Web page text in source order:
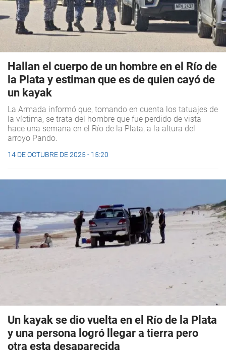
Hallan el cuerpo de un hombre en el Río de
la Plata y estiman que es de quien cayó de
un kayak
La Armada informó que, tomando en cuenta los tatuajes de
la víctima, se trata del hombre que fue perdido de vista
hace una semana en el Río de la Plata, a la altura del
arroyo Pando.
14 DE OCTUBRE DE 2025 - 15:20
Un kayak se dio vuelta en el Río de la Plata
y una persona logró llegar a tierra pero
otra esta desaparecida